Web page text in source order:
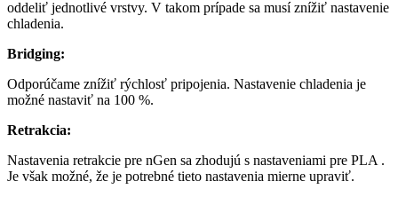
oddeliť jednotlivé vrstvy. V takom prípade sa musí znížiť nastavenie
chladenia.
Bridging:
Odporúčame znížiť rýchlosť pripojenia. Nastavenie chladenia je
možné nastaviť na 100 %.
Retrakcia:
Nastavenia retrakcie pre nGen sa zhodujú s nastaveniami pre PLA .
Je však možné, že je potrebné tieto nastavenia mierne upraviť.